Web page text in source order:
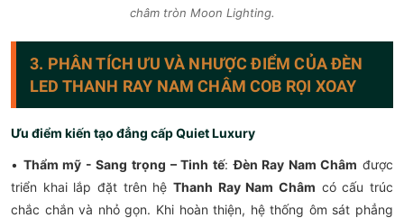
châm tròn Moon Lighting.
3. PHÂN TÍCH ƯU VÀ NHƯỢC ĐIỂM CỦA ĐÈN
LED THANH RAY NAM CHÂM COB RỌI XOAY
Ưu điểm kiến tạo đẳng cấp Quiet Luxury
• Thẩm mỹ - Sang trọng – Tinh tế:Đèn Ray Nam Châm được
triển khai lắp đặt trên hệ Thanh Ray Nam Châm có cấu trúc
chắc chắn và nhỏ gọn. Khi hoàn thiện, hệ thống ôm sát phẳng